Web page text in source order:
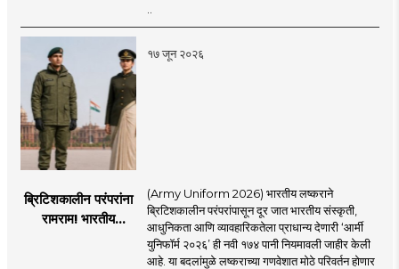
चिंता.
१७ जून २०२६
ब्रिटिशकालीन परंपरांना
रामराम! भारतीय
(Army Uniform 2026) भारतीय लष्कराने
ब्रिटिशकालीन परंपरांपासून दूर जात भारतीय संस्कृती,
आधुनिकता आणि व्यावहारिकतेला प्राधान्य देणारी ‘आर्मी
युनिफॉर्म २०२६’ ही नवी १७४ पानी नियमावली जाहीर केली
आहे. या बदलांमुळे लष्कराच्या गणवेशात मोठे परिवर्तन होणार